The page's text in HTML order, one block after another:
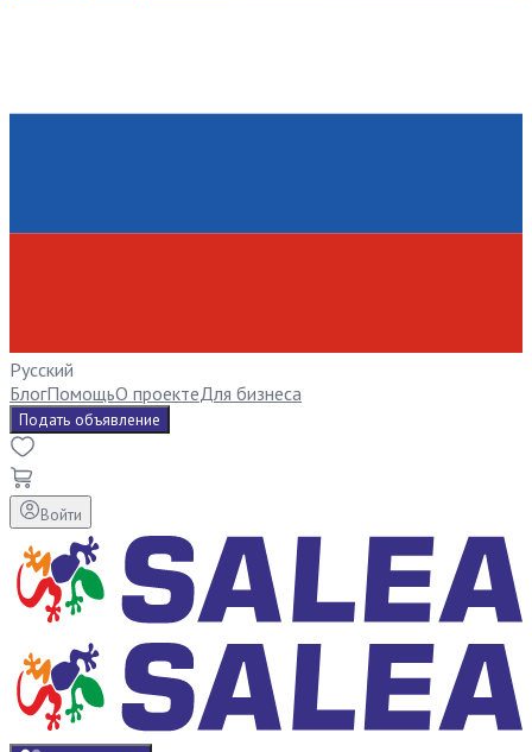
Русский
БлогПомощьО проектеДля бизнеса
Подать объявление
Войти